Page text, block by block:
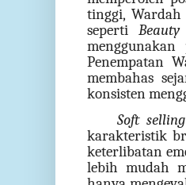
tinggi,
seperti
menggunakan
Penempatan
membahas
konsisten
Soft selling
karakteristik
keterlibatan
lebih mudah